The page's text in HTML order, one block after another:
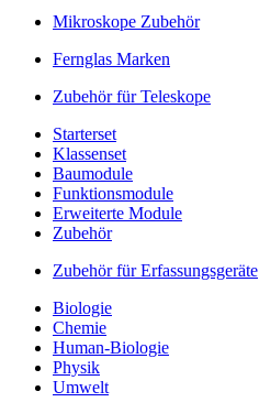
Mikroskope Zubehör
Fernglas Marken
Zubehör für Teleskope
Starterset
Klassenset
Baumodule
Funktionsmodule
Erweiterte Module
Zubehör
Zubehör für Erfassungsgeräte
Biologie
Chemie
Human-Biologie
Physik
Umwelt